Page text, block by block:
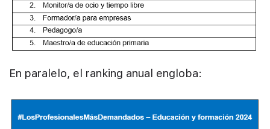
En paralelo, el ranking anual engloba: